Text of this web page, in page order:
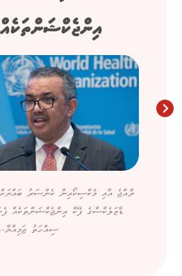
ރާއްޖެ އާއި މެކްސިކޯއިން ކެންސަރު
ޑާޒަލެކްސްގެ ފޭކް އިންޖެކްޝަންތަކެއް
ސިއްހަތު